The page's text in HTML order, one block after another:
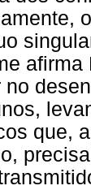
afirma
no
que,